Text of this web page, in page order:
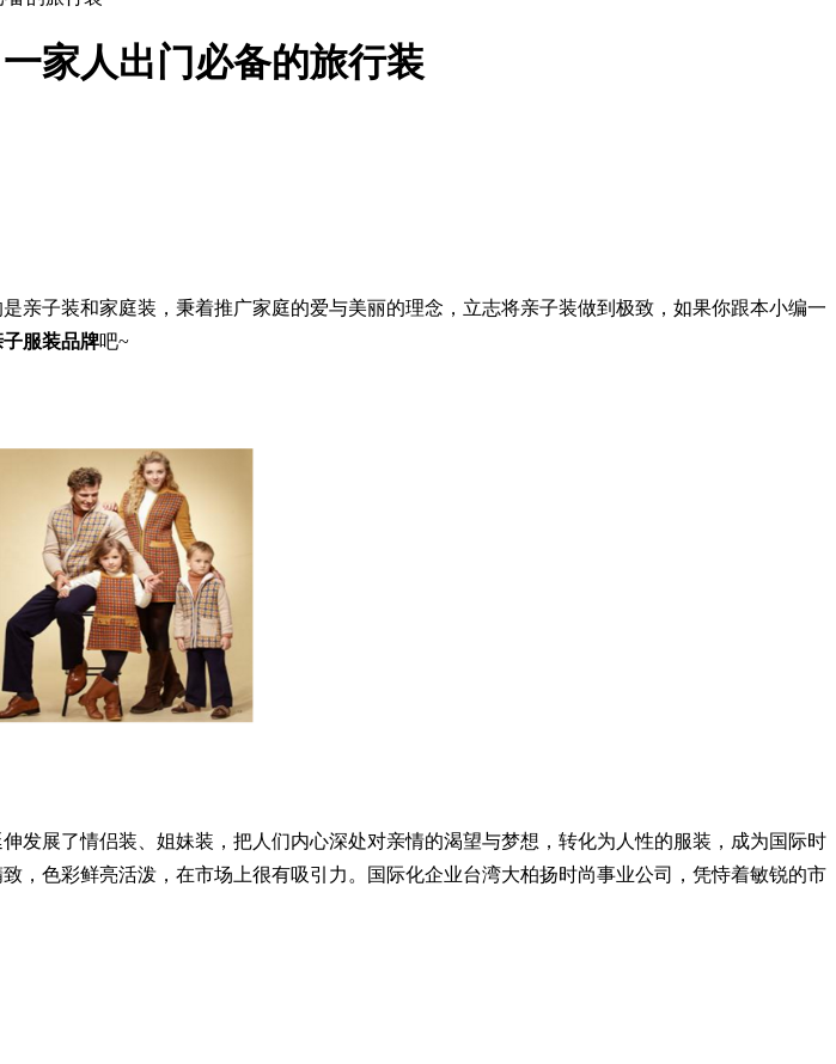
家人出门必备的旅行装
亲子装和家庭装，秉着推广家庭的爱与美丽的理念，立志将亲子装做到极致，如果你跟本小编一
子服装品牌吧~
发展了情侣装、姐妹装，把人们内心深处对亲情的渴望与梦想，转化为人性的服装，成为国际时
，色彩鲜亮活泼，在市场上很有吸引力。国际化企业台湾大柏扬时尚事业公司，凭恃着敏锐的市